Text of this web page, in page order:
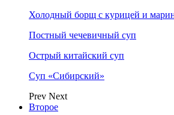
Холодный борщ с курицей и
Постный чечевичный суп
Острый китайский суп
Суп «Сибирский»
Prev Next
Второе